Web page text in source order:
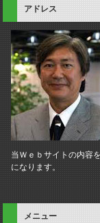
アドレス
当Ｗｅｂサイトの内容
になります。
メニュー